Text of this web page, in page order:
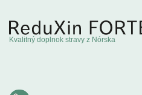
Kvalitný doplnok stravy z Nórska